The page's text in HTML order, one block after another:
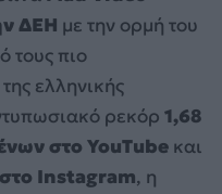
ΔΕΗ με την ορμή του
τους πιο
ελληνικής
ρεκόρ 1,68
στο YouTube και
Instagram, η